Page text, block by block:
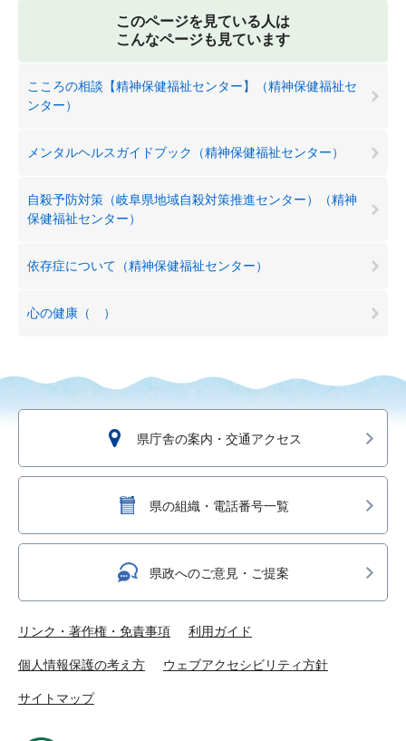
このページを見ている人は
こんなページも見ています
こころの相談【精神保健福祉センター】（精神保健福祉セ
ンター）
メンタルヘルスガイドブック（精神保健福祉センター）
自殺予防対策（岐阜県地域自殺対策推進センター）（精神
保健福祉センター）
依存症について（精神保健福祉センター）
心の健康（ ）
県庁舎の案内・交通アクセス
県の組織・電話番号一覧
県政へのご意見・ご提案
リンク・著作権・免責事項 利用ガイド
個人情報保護の考え方 ウェブアクセシビリティ方針
サイトマップ